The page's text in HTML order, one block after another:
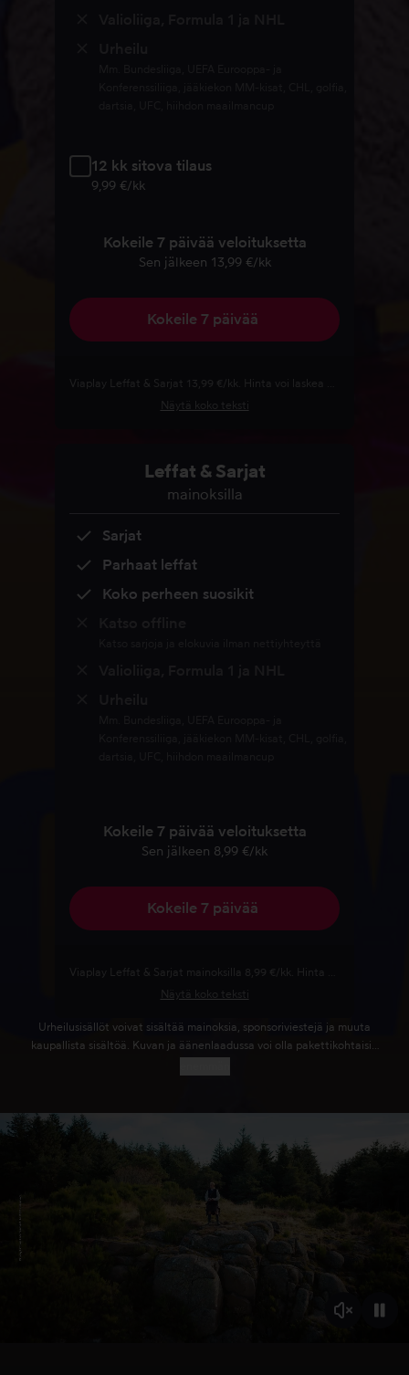
12 kk sitova tilaus
9,99 €/kk
Kokeile 7 päivää veloituksetta​
Sen jälkeen 13,99 €/kk​
Kokeile 7 päivää ​
Näytä koko teksti
Leffat & Sarjat
mainoksilla
Sarjat
Parhaat leffat
Koko perheen suosikit
Kokeile 7 päivää veloituksetta​
Sen jälkeen 8,99 €/kk
Kokeile 7 päivää ​
Näytä koko teksti
Urheilusisällöt voivat sisältää mainoksia, sponsoriviestejä ja muuta
kaupallista sisältöä. Kuvan ja äänenlaadussa voi olla pakettikohtaisia